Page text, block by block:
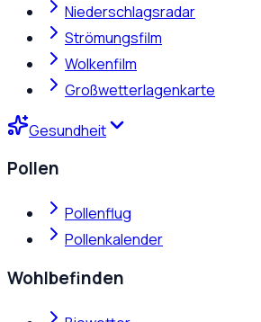
Niederschlagsradar
Strömungsfilm
Wolkenfilm
Großwetterlagenkarte
Gesundheit
Pollen
Pollenflug
Pollenkalender
Wohlbefinden